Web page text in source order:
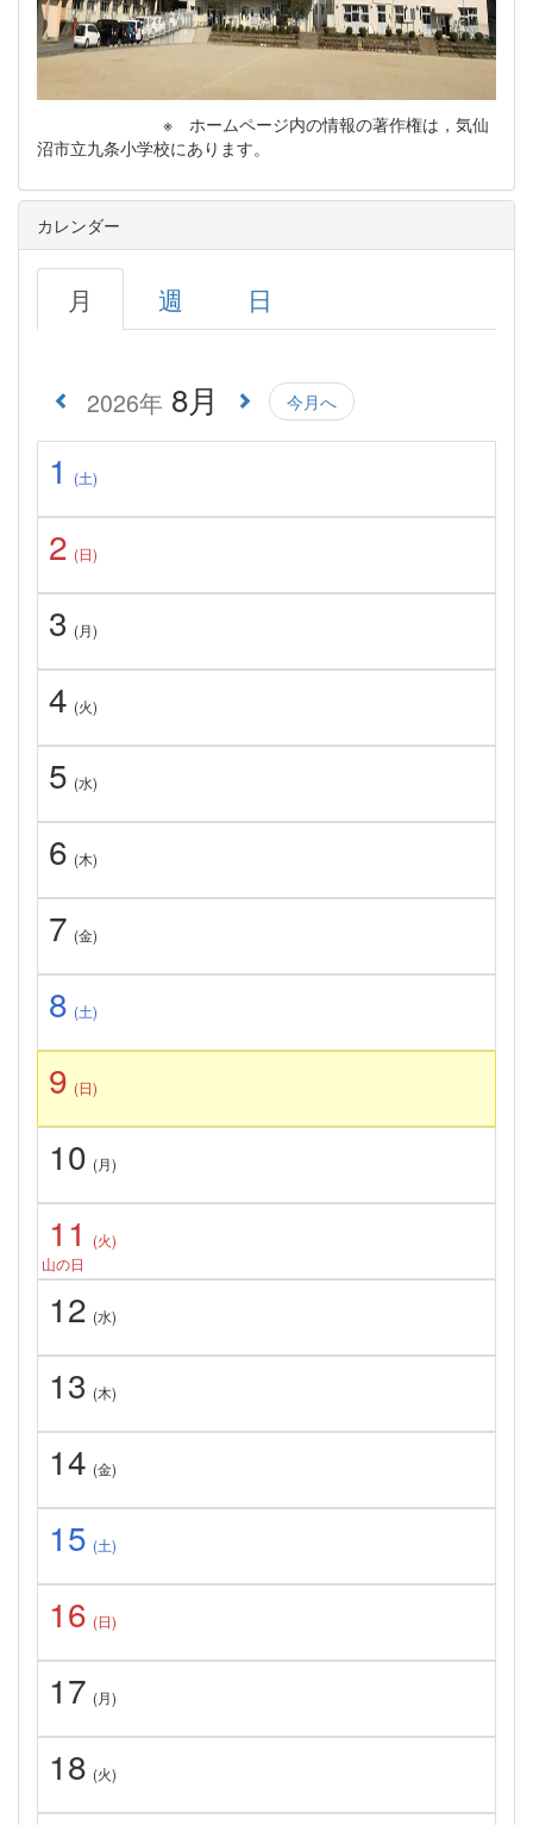
※ ホームページ内の情報の著作権は，気仙
沼市立九条小学校にあります。
カレンダー
月 週 日
2026年 8月 今月へ
1 (土)
2 (日)
3 (月)
4 (火)
5 (水)
6 (木)
7 (金)
8 (土)
9 (日)
10 (月)
11
(火)
山の日
12 (水)
13 (木)
14 (金)
15 (土)
16 (日)
17 (月)
18 (火)